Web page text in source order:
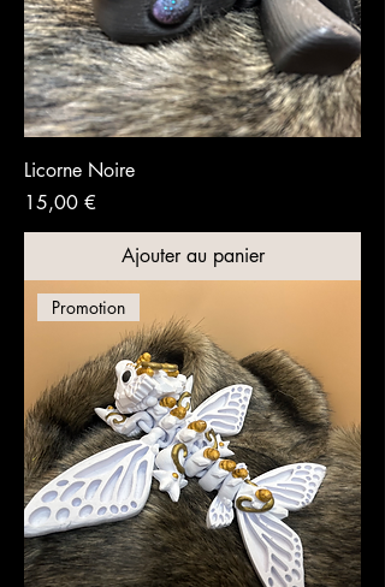
Licorne Noire
Prix
15,00 €
Ajouter au panier
Promotion